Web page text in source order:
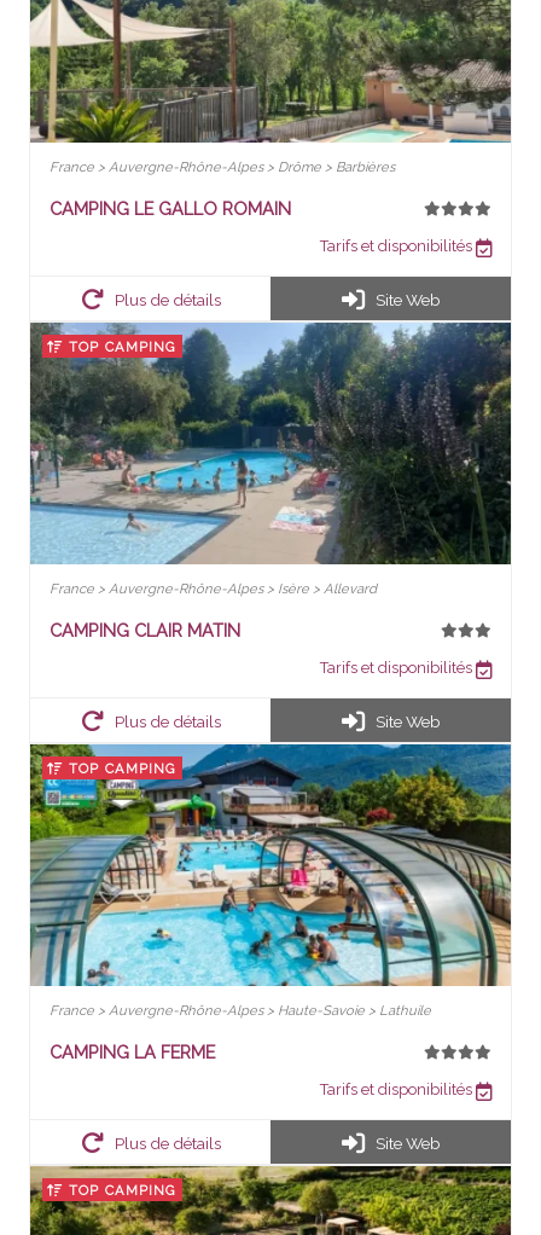
France > Auvergne-Rhône-Alpes > Drôme > Barbières
CAMPING LE GALLO ROMAIN
Tarifs et disponibilités
Plus de détails Site Web
TOP CAMPING
France > Auvergne-Rhône-Alpes > Isère > Allevard
CAMPING CLAIR MATIN
Tarifs et disponibilités
Plus de détails Site Web
TOP CAMPING
France > Auvergne-Rhône-Alpes > Haute-Savoie > Lathuile
CAMPING LA FERME
Tarifs et disponibilités
Plus de détails Site Web
TOP CAMPING